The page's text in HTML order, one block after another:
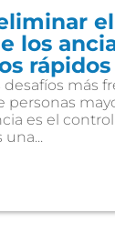
los
rápidos
desafíos más
personas
es el